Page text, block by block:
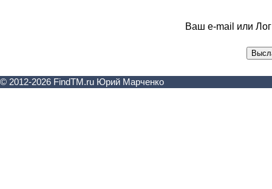
Ваш e-mail или
© 2012-2026 FindTM.ru Юрий Марченко